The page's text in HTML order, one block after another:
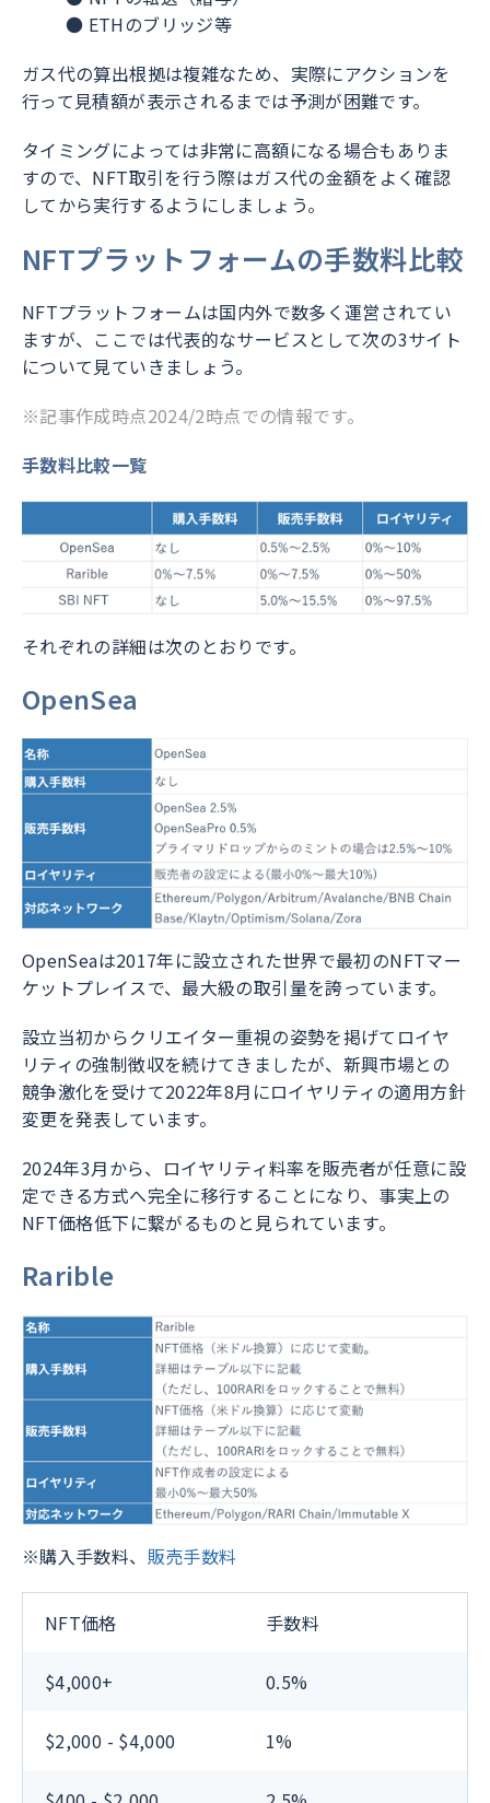
● ETHのブリッジ等
ガス代の算出根拠は複雑なため、実際にアクションを
行って見積額が表示されるまでは予測が困難です。
タイミングによっては非常に高額になる場合もありま
すので、NFT取引を行う際はガス代の金額をよく確認
してから実行するようにしましょう。
NFTプラットフォームの手数料比較
NFTプラットフォームは国内外で数多く運営されてい
ますが、ここでは代表的なサービスとして次の3サイト
について見ていきましょう。
※記事作成時点2024/2時点での情報です。
手数料比較一覧
それぞれの詳細は次のとおりです。
OpenSea
OpenSeaは2017年に設立された世界で最初のNFTマー
ケットプレイスで、最大級の取引量を誇っています。
設立当初からクリエイター重視の姿勢を掲げてロイヤ
リティの強制徴収を続けてきましたが、新興市場との
競争激化を受けて2022年8月にロイヤリティの適用方針
変更を発表しています。
2024年3月から、ロイヤリティ料率を販売者が任意に設
定できる方式へ完全に移行することになり、事実上の
NFT価格低下に繋がるものと見られています。
Rarible
※購入手数料、 販売手数料
NFT価格 手数料
$4,000+ 0.5%
$2,000 - $4,000 1%